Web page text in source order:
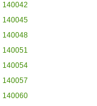
140042
140045
140048
140051
140054
140057
140060